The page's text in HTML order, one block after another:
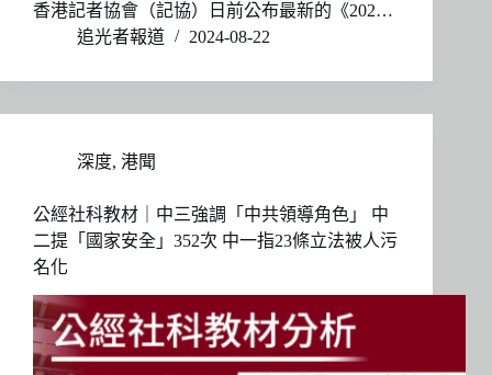
香港記者協會（記協）日前公布最新的《202…
追光者報道
2024-08-22
深度, 港聞
公經社科教材｜中三強調「中共領導角色」 中
二提「國家安全」352次 中一指23條立法被人污
名化